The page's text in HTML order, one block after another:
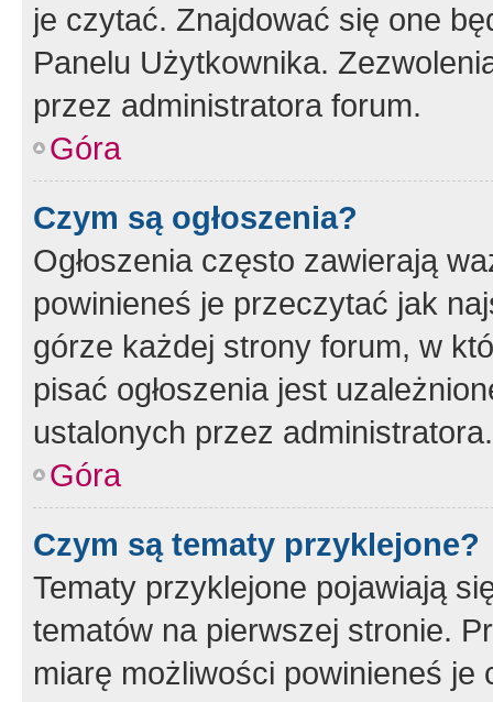
je czytać. Znajdować się one
Panelu Użytkownika.
przez administratora forum.
Góra
Czym są ogłoszenia?
Ogłoszenia często zawierają
powinieneś je przeczytać jak
górze każdej strony forum, w
pisać ogłoszenia jest
ustalonych przez administratora.
Góra
Czym są tematy przyklejone?
Tematy przyklejone pojawiają
tematów na pierwszej stronie.
miarę możliwości powinieneś je